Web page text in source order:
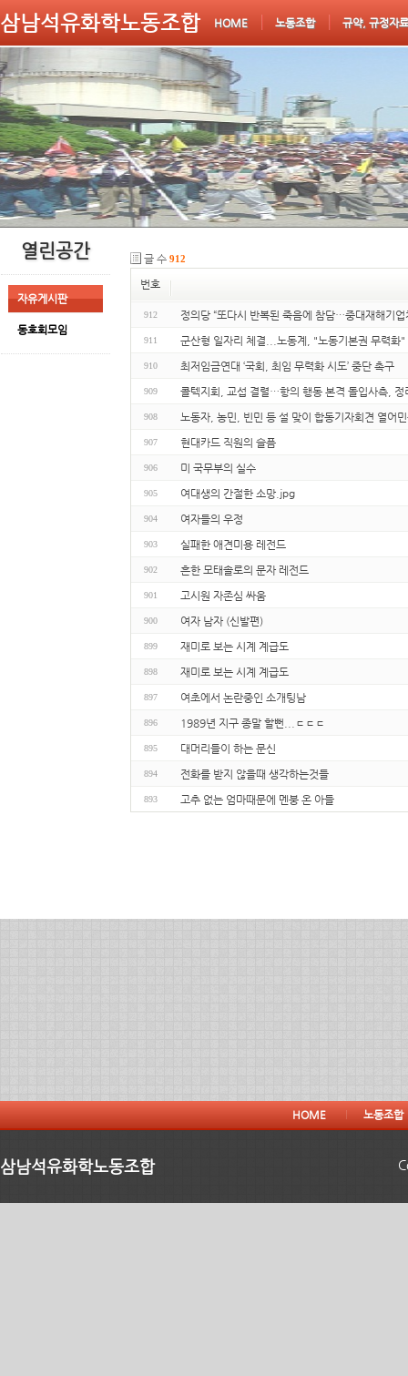
삼남석유화학노동조합 HOME 노동조합 규약, 규정자
열린공간
자유게시판
동호회모임
글 수 912
번호
912 정의당 “또다시 반복된 죽음에 참담…중대재해기업
911 군산형 일자리 체결...노동계, "노동기본권 무력화
910 최저임금연대 ‘국회, 최임 무력화 시도’ 중단 촉구
909 콜텍지회, 교섭 결렬…항의 행동 본격 돌입사측, 정
908 노동자, 농민, 빈민 등 설 맞이 합동기자회견 열어
907 현대카드 직원의 슬픔
906 미 국무부의 실수
905 여대생의 간절한 소망.jpg
904 여자들의 우정
903 실패한 애견미용 레전드
902 흔한 모태솔로의 문자 레전드
901 고시원 자존심 싸움
900 여자 남자 (신발편)
899 재미로 보는 시계 계급도
898 재미로 보는 시계 계급도
897 여초에서 논란중인 소개팅남
896 1989년 지구 종말 할뻔...ㄷㄷㄷ
895 대머리들이 하는 문신
894 전화를 받지 않을때 생각하는것들
893 고추 없는 엄마때문에 멘붕 온 아들
HOME 노동조합
삼남석유화학노동조합